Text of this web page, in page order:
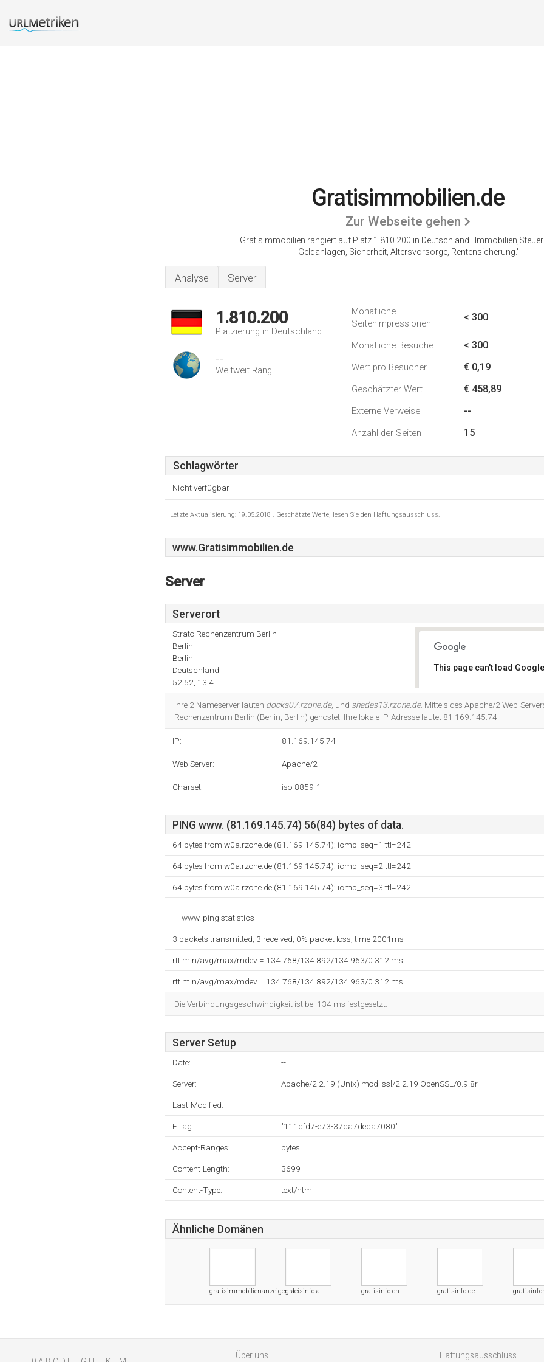
Gratisimmobilien.de
Zur Webseite gehen
Gratisimmobilien rangiert auf Platz 1.810.200 in Deutschland.
Geldanlagen, Sicherheit, Altersvorsorge, Rentensicherung.'
Analyse Server
1.810.200
Platzierung in Deutschland
--
Weltweit Rang
Monatliche
Seitenimpressionen
< 300
Monatliche Besuche < 300
Wert pro Besucher € 0,19
Geschätzter Wert € 458,89
Externe Verweise --
Anzahl der Seiten 15
Schlagwörter
Nicht verfügbar
Letzte Aktualisierung: 19.05.2018 . Geschätzte Werte, lesen Sie den Haftungsausschluss.
www.Gratisimmobilien.de
Server
Serverort
Strato Rechenzentrum Berlin
Berlin
Berlin
Deutschland
52.52, 13.4
This page can't load
Ihre 2 Nameserver lauten docks07.rzone.de, und shades13.rzone.de. Mittels des Apache/2 Web-
Rechenzentrum Berlin (Berlin, Berlin) gehostet. Ihre lokale IP-Adresse lautet 81.169.145.74.
IP: 81.169.145.74
Web Server: Apache/2
Charset: iso-8859-1
PING www. (81.169.145.74) 56(84) bytes of data.
64 bytes from w0a.rzone.de (81.169.145.74): icmp_seq=1 ttl=242
64 bytes from w0a.rzone.de (81.169.145.74): icmp_seq=2 ttl=242
64 bytes from w0a.rzone.de (81.169.145.74): icmp_seq=3 ttl=242
--- www. ping statistics ---
3 packets transmitted, 3 received, 0% packet loss, time 2001ms
rtt min/avg/max/mdev = 134.768/134.892/134.963/0.312 ms
rtt min/avg/max/mdev = 134.768/134.892/134.963/0.312 ms
Die Verbindungsgeschwindigkeit ist bei 134 ms festgesetzt.
Server Setup
Date: --
Server: Apache/2.2.19 (Unix) mod_ssl/2.2.19 OpenSSL/0.9.8r
Last-Modified: --
ETag: "111dfd7-e73-37da7deda7080"
Accept-Ranges: bytes
Content-Length: 3699
Content-Type: text/html
Ähnliche Domänen
gratisimmobilienanzeigen.degratisinfo.at gratisinfo.ch gratisinfo.de
Über uns Haftungsausschluss